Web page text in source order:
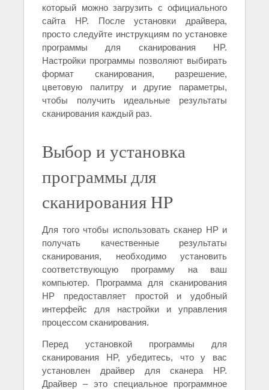
который можно загрузить с официального
сайта HP. После установки драйвера,
просто следуйте инструкциям по установке
программы для сканирования HP.
Настройки программы позволяют выбирать
формат сканирования, разрешение,
цветовую палитру и другие параметры,
чтобы получить идеальные результаты
сканирования каждый раз.
Выбор и установка
программы для
сканирования HP
Для того чтобы использовать сканер HP и
получать качественные результаты
сканирования, необходимо установить
соответствующую программу на ваш
компьютер. Программа для сканирования
HP предоставляет простой и удобный
интерфейс для настройки и управления
процессом сканирования.
Перед установкой программы для
сканирования HP, убедитесь, что у вас
установлен драйвер для сканера HP.
Драйвер – это специальное программное